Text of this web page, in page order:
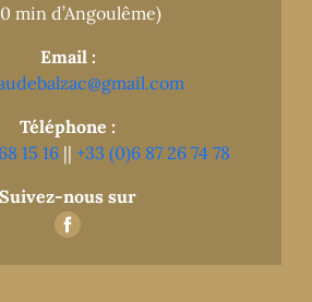
min d’Angoulême)
Email :
Téléphone :
15 16 || +33 (0)6 87 26 74 78
Suivez-nous sur